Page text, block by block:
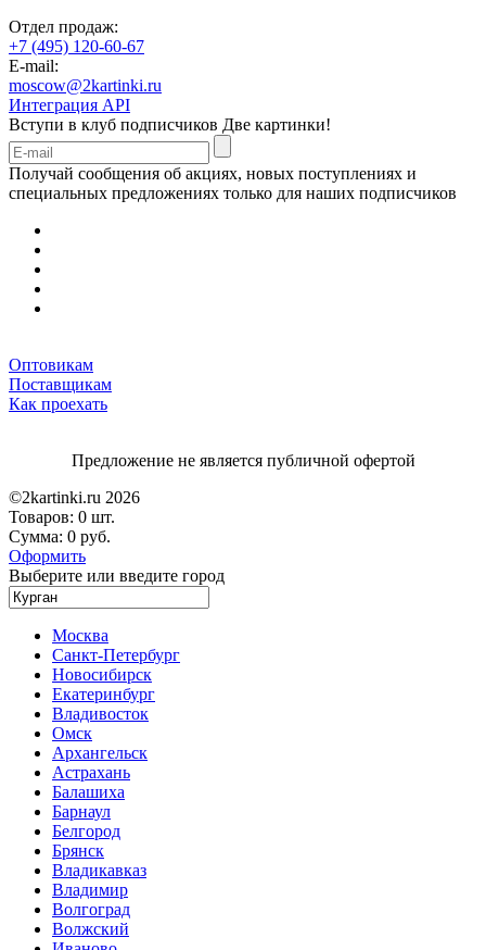
Отдел продаж:
+7 (495) 120-60-67
E-mail:
moscow@2kartinki.ru
Интеграция API
Вступи в клуб подписчиков Две картинки!
Получай сообщения об акциях, новых поступлениях и
специальных предложениях только для наших подписчиков
Оптовикам
Поставщикам
Как проехать
Предложение не является публичной офертой
©2kartinki.ru 2026
Товаров: 0 шт.
Сумма: 0 руб.
Оформить
Выберите или введите город
Москва
Санкт-Петербург
Новосибирск
Екатеринбург
Владивосток
Омск
Архангельск
Астрахань
Балашиха
Барнаул
Белгород
Брянск
Владикавказ
Владимир
Волгоград
Волжский